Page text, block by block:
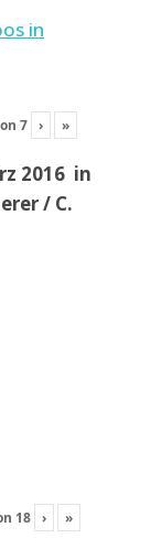
7 › »
2016 in
/ C.
18 › »